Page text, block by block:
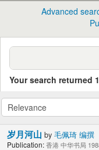
目
Advanced
Your search returned
岁月河山by毛佩琦 编撰
Publication: 香港 中华书局